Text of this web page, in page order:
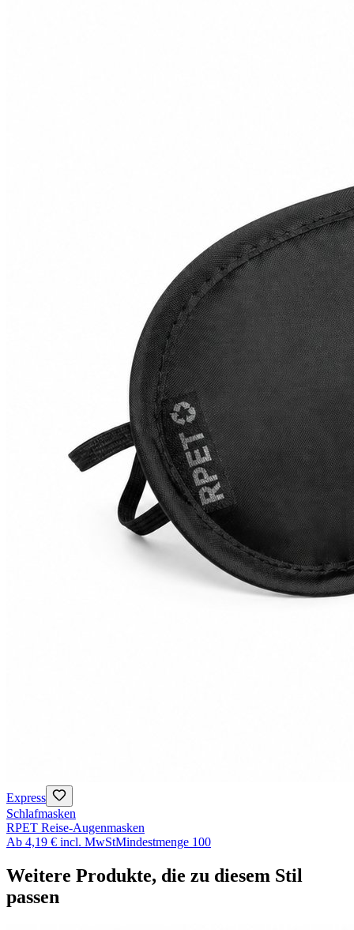
Express
Schlafmasken
RPET Reise-Augenmasken
Ab 4,19 € incl. MwStMindestmenge 100
Weitere Produkte, die zu diesem Stil
passen